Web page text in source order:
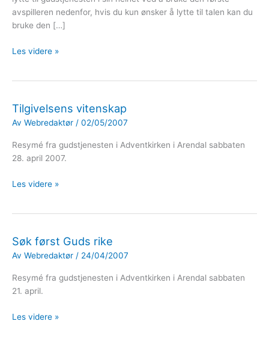
avspilleren nedenfor, hvis du kun ønsker å lytte til talen kan du
bruke den […]
Lydopptak
mai
Les videre »
Tilgivelsens vitenskap
Av Webredaktør / 02/05/2007
Resymé fra gudstjenesten i Adventkirken i Arendal sabbaten
28. april 2007.
Tilgivelsens
Les videre »
Søk først Guds rike
Av Webredaktør / 24/04/2007
Resymé fra gudstjenesten i Adventkirken i Arendal sabbaten
21. april.
Søk
Les videre »